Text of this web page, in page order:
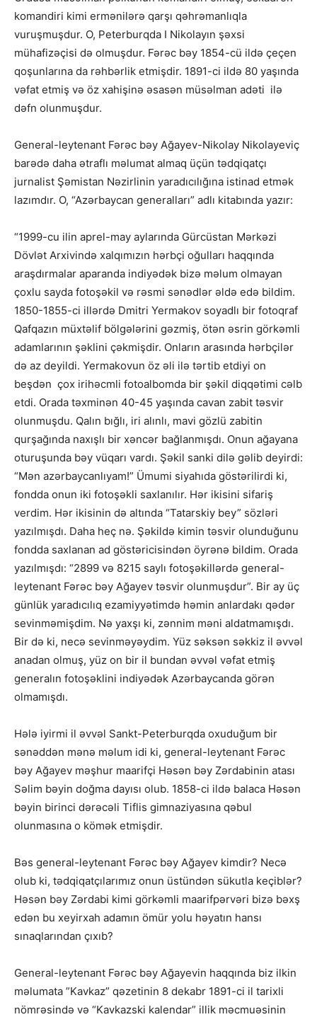
komandiri kimi ermənilərə qarşı qəhrəmanlıqla
vuruşmuşdur. O, Peterburqda I Nikolayın şəxsi
mühafizəçisi də olmuşdur. Fərəc bəy 1854-cü ildə çeçen
qoşunlarına da rəhbərlik etmişdir. 1891-ci ildə 80 yaşında
vəfat etmiş və öz xahişinə əsasən müsəlman adəti ilə
dəfn olunmuşdur.
General-leytenant Fərəc bəy Ağayev-Nikolay Nikolayeviç
barədə daha ətraflı məlumat almaq üçün tədqiqatçı
jurnalist Şəmistan Nəzirlinin yaradıcılığına istinad etmək
lazımdır. O, “Azərbaycan generalları” adlı kitabında yazır:
“1999-cu ilin aprel-may aylarında Gürcüstan Mərkəzi
Dövlət Arxivində xalqımızın hərbçi oğulları haqqında
araşdırmalar aparanda indiyədək bizə məlum olmayan
çoxlu sayda fotoşəkil və rəsmi sənədlər əldə edə bildim.
1850-1855-ci illərdə Dmitri Yermakov soyadlı bir fotoqraf
Qafqazın müxtəlif bölgələrini gəzmiş, ötən əsrin görkəmli
adamlarının şəklini çəkmişdir. Onların arasında hərbçilər
də az deyildi. Yermakovun öz əli ilə tərtib etdiyi on
beşdən çox irihəcmli fotoalbomda bir şəkil diqqətimi cəlb
etdi. Orada təxminən 40-45 yaşında cavan zabit təsvir
olunmuşdu. Qalın bığlı, iri alınlı, mavi gözlü zabitin
qurşağında naxışlı bir xəncər bağlanmışdı. Onun ağayana
oturuşunda bəy vüqarı vardı. Şəkil sanki dilə gəlib deyirdi:
“Mən azərbaycanlıyam!” Ümumi siyahıda göstərilirdi ki,
fondda onun iki fotoşəkli saxlanılır. Hər ikisini sifariş
verdim. Hər ikisinin də altında “Tatarskiy bey” sözləri
yazılmışdı. Daha heç nə. Şəkildə kimin təsvir olunduğunu
fondda saxlanan ad göstəricisindən öyrənə bildim. Orada
yazılmışdı: “2899 və 8215 saylı fotoşəkillərdə general-
leytenant Fərəc bəy Ağayev təsvir olunmuşdur”. Bir ay üç
günlük yaradıcılıq ezamiyyətimdə həmin anlardakı qədər
sevinməmişdim. Nə yaxşı ki, zənnim məni aldatmamışdı.
Bir də ki, necə sevinməyəydim. Yüz səksən səkkiz il əvvəl
anadan olmuş, yüz on bir il bundan əvvəl vəfat etmiş
generalın fotoşəklini indiyədək Azərbaycanda görən
olmamışdı.
Hələ iyirmi il əvvəl Sankt-Peterburqda oxuduğum bir
sənəddən mənə məlum idi ki, general-leytenant Fərəc
bəy Ağayev məşhur maarifçi Həsən bəy Zərdabinin atası
Səlim bəyin doğma dayısı olub. 1858-ci ildə balaca Həsən
bəyin birinci dərəcəli Tiflis gimnaziyasına qəbul
olunmasına o kömək etmişdir.
Bəs general-leytenant Fərəc bəy Ağayev kimdir? Necə
olub ki, tədqiqatçılarımız onun üstündən sükutla keçiblər?
Həsən bəy Zərdabi kimi görkəmli maarifpərvəri bizə bəxş
edən bu xeyirxah adamın ömür yolu həyatın hansı
sınaqlarından çıxıb?
General-leytenant Fərəc bəy Ağayevin haqqında biz ilkin
məlumata ”Kavkaz” qəzetinin 8 dekabr 1891-ci il tarixli
nömrəsində və “Kavkazski kalendar” illik məcmuəsinin